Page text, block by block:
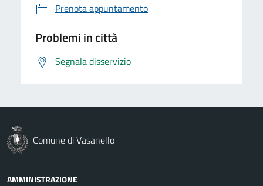
Prenota appuntamento
Problemi in città
Segnala disservizio
Comune di Vasanello
AMMINISTRAZIONE